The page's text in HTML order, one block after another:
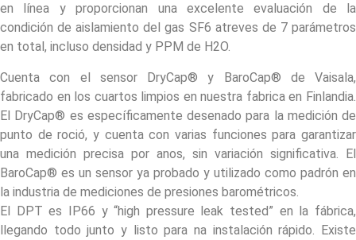
en línea y proporcionan una excelente evaluación de la
condición de aislamiento del gas SF6 atreves de 7 parámetros
en total, incluso densidad y PPM de H2O.
Cuenta con el sensor DryCap® y BaroCap® de Vaisala,
fabricado en los cuartos limpios en nuestra fabrica en Finlandia.
El DryCap® es específicamente desenado para la medición de
punto de roció, y cuenta con varias funciones para garantizar
una medición precisa por anos, sin variación significativa. El
BaroCap® es un sensor ya probado y utilizado como padrón en
la industria de mediciones de presiones barométricos.
El DPT es IP66 y “high pressure leak tested” en la fábrica,
llegando todo junto y listo para na instalación rápido. Existe